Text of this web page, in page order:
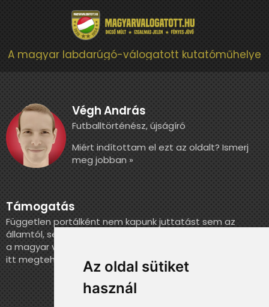
Az oldal sütiket
használ
A magyar labdarúgó-válogatott kutatóműhelye
Végh András
Futballtörténész, újságíró
Miért indítottam el ezt az oldalt? Ismerj
meg jobban »
Támogatás
Független portálként nem kapunk juttatást sem az
államtól, sem más szervezettől. Ha szeretnél segíteni
a magyar válogatott történelmének feldolgozásában,
itt megteheted.